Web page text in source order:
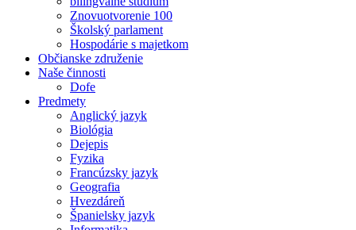
Znovuotvorenie 100
Školský parlament
Hospodárie s majetkom
Občianske združenie
Naše činnosti
Dofe
Predmety
Anglický jazyk
Biológia
Dejepis
Fyzika
Francúzsky jazyk
Geografia
Hvezdáreň
Španielsky jazyk